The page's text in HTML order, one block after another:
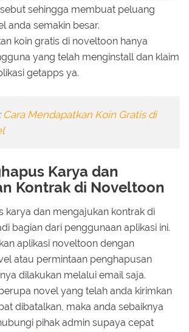
sehingga membuat peluang
anda semakin besar.
koin gratis di noveltoon hanya
yang telah menginstall dan klaim
getapps ya.
Cara Mendapatkan Koin Gratis di
Karya dan
Kontrak di Noveltoon
karya dan mengajukan kontrak di
bagian dari penggunaan aplikasi ini.
aplikasi noveltoon dengan
atau permintaan penghapusan
dilakukan melalui email saja.
novel yang telah anda kirimkan
dibatalkan, maka anda sebaiknya
pihak admin supaya cepat